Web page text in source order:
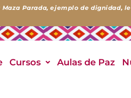
Parada, ejemplo de dignidad,
Cursos Aulas de Paz